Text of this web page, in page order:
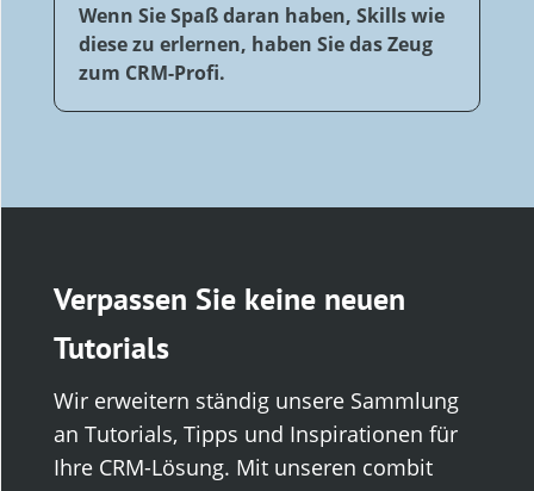
Wenn Sie Spaß daran haben, Skills wie
diese zu erlernen, haben Sie das Zeug
zum CRM-Profi.
Verpassen Sie keine neuen
Tutorials
Wir erweitern ständig unsere Sammlung
an Tutorials, Tipps und Inspirationen für
Ihre CRM-Lösung. Mit unseren combit